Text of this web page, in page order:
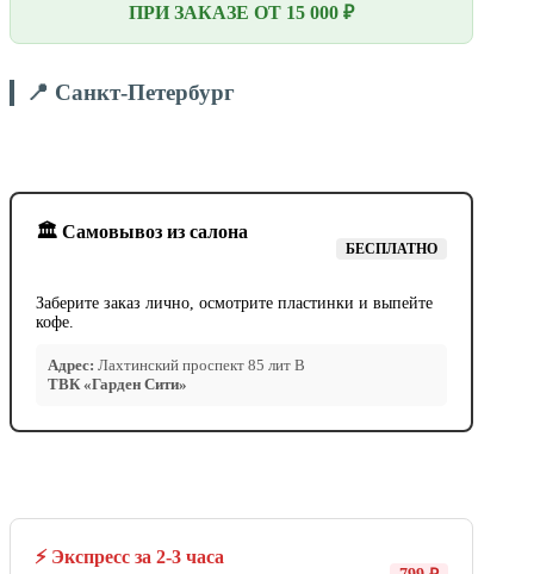
ПРИ ЗАКАЗЕ ОТ 15 000 ₽
📍 Санкт-Петербург
🏛️ Самовывоз из салона
БЕСПЛАТНО
Заберите заказ лично, осмотрите пластинки и выпейте
кофе.
Адрес: Лахтинский проспект 85 лит В
ТВК «Гарден Сити»
⚡ Экспресс за 2-3 часа